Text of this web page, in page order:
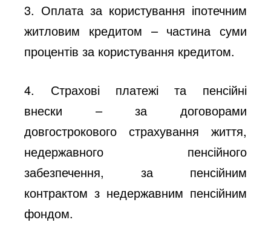
3. Оплата за користування іпотечним
житловим кредитом – частина суми
процентів за користування кредитом.
4. Страхові платежі та пенсійні
внески – за договорами
довгострокового страхування життя,
недержавного пенсійного
забезпечення, за пенсійним
контрактом з недержавним пенсійним
фондом.